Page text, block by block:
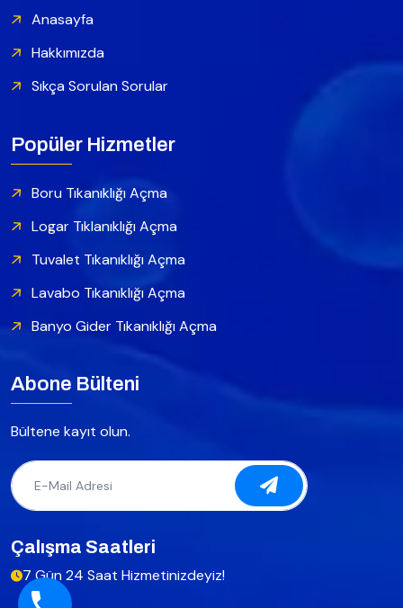
Anasayfa
Hakkımızda
Sıkça Sorulan Sorular
Popüler Hizmetler
Boru Tıkanıklığı Açma
Logar Tıklanıklığı Açma
Tuvalet Tıkanıklığı Açma
Lavabo Tıkanıklığı Açma
Banyo Gider Tıkanıklığı Açma
Abone Bülteni
Bültene kayıt olun.
Çalışma Saatleri
7 Gün 24 Saat Hizmetinizdeyiz!